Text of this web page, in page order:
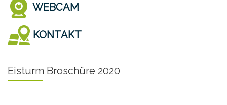
WEBCAM
KONTAKT
Eisturm Broschüre 2020